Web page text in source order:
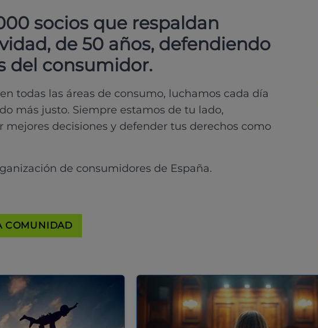
socios que respaldan
de 50 años, defendiendo
del consumidor.
todas las áreas de consumo, luchamos cada día
más justo. Siempre estamos de tu lado,
mejores decisiones y defender tus derechos como
de consumidores de España.
COMUNIDAD